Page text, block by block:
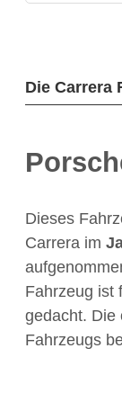
Die Carrera
Dieses
Carrera im
Fahrzeug ist
gedacht. Die
Fahrzeugs